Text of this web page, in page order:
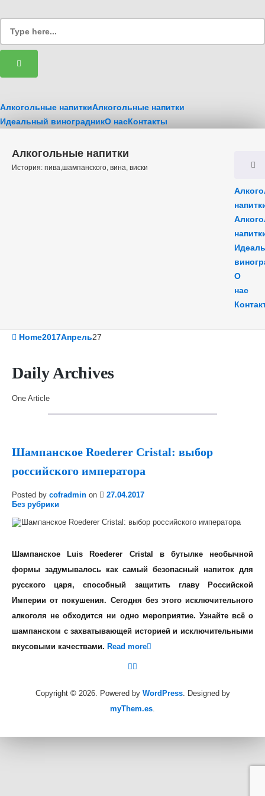
Алкогольные напиткиАлкогольные напитки
Идеальный виноградникО насКонтакты
Алкогольные напитки
История: пива,шампанского, вина, виски
О
нас
Home2017Апрель27
Daily Archives
One Article
Шампанское Roederer Cristal: выбор
российского императора
Posted by cofradmin on
27.04.2017
Без рубрики
Шампанское Luis Roederer Cristal в бутылке необычной
формы задумывалось как самый безопасный напиток для
русского царя, способный защитить главу Российской
Империи от покушения. Сегодня без этого исключительного
алкоголя не обходится ни одно мероприятие. Узнайте всё о
шампанском с захватывающей историей и исключительными
вкусовыми качествами. Read more
Copyright © 2026. Powered by WordPress. Designed by
myThem.es.